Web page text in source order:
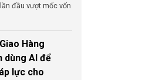
đầu vượt mốc vốn
Hàng
dùng AI để
lực cho